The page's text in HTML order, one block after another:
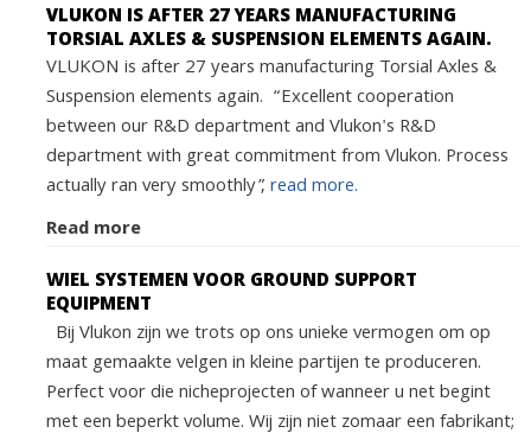
VLUKON IS AFTER 27 YEARS MANUFACTURING
TORSIAL AXLES & SUSPENSION ELEMENTS AGAIN.
VLUKON is after 27 years manufacturing Torsial Axles &
Suspension elements again. “Excellent cooperation
between our R&D department and Vlukon's R&D
department with great commitment from Vlukon. Process
actually ran very smoothly”,read more.
Read more
WIEL SYSTEMEN VOOR GROUND SUPPORT
EQUIPMENT
Bij Vlukon zijn we trots op ons unieke vermogen om op
maat gemaakte velgen in kleine partijen te produceren.
Perfect voor die nicheprojecten of wanneer u net begint
met een beperkt volume. Wij zijn niet zomaar een fabrikant;